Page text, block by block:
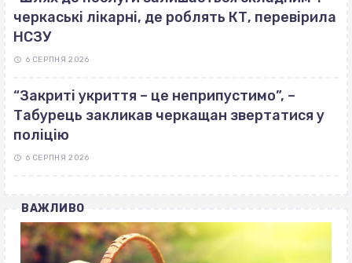
черкаські лікарні, де роблять КТ, перевірила
НСЗУ
6 СЕРПНЯ 2026
“Закриті укриття – це неприпустимо”, –
Табурець закликав черкащан звертатися у
поліцію
6 СЕРПНЯ 2026
ВАЖЛИВО